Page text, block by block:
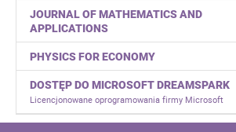
JOURNAL OF MATHEMATICS AND
APPLICATIONS
PHYSICS FOR ECONOMY
DOSTĘP DO MICROSOFT DREAMSPARK
Licencjonowane oprogramowania firmy Microsoft